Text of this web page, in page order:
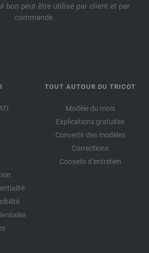
bon peut être utilisé par client et par
commande.
TOUT AUTOUR DU TRICOT
Modèle du mois
Explications gratuites
Convertir des modèles
Corrections
Conseils d’entretien